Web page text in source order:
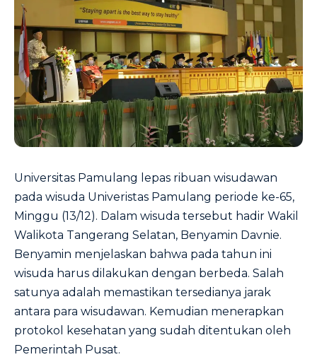
Universitas Pamulang lepas ribuan wisudawan
pada wisuda Univeristas Pamulang periode ke-65,
Minggu (13/12). Dalam wisuda tersebut hadir Wakil
Walikota Tangerang Selatan, Benyamin Davnie.
Benyamin menjelaskan bahwa pada tahun ini
wisuda harus dilakukan dengan berbeda. Salah
satunya adalah memastikan tersedianya jarak
antara para wisudawan. Kemudian menerapkan
protokol kesehatan yang sudah ditentukan oleh
Pemerintah Pusat.